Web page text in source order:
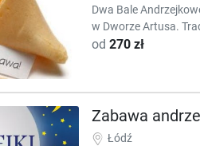
Dwa Bale
w Dworze Artusa.
od 270 zł
Zabawa
Łódź